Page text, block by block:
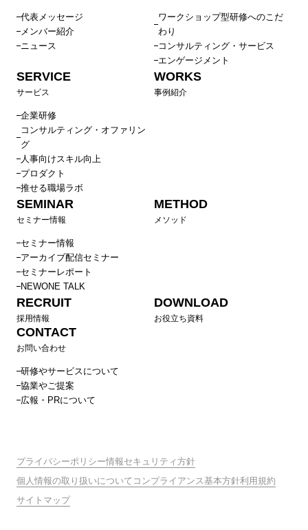
代表メッセージ
メンバー紹介
ニュース
ワークショップ型研修へのこだ
わり
コンサルティング・サービス
エンゲージメント
SERVICE
サービス
企業研修
コンサルティング・オファリン
グ
人事向けスキル向上
プロダクト
推せる職場ラボ
WORKS
事例紹介
SEMINAR
セミナー情報
セミナー情報
アーカイブ配信セミナー
セミナーレポート
NEWONE TALK
METHOD
メソッド
RECRUIT
採用情報
DOWNLOAD
お役立ち資料
CONTACT
お問い合わせ
研修やサービスについて
協業やご提案
広報・PRについて
プライバシーポリシー情報セキュリティ方針
個人情報の取り扱いについて コンプライアンス基本方針利用規約
サイトマップ